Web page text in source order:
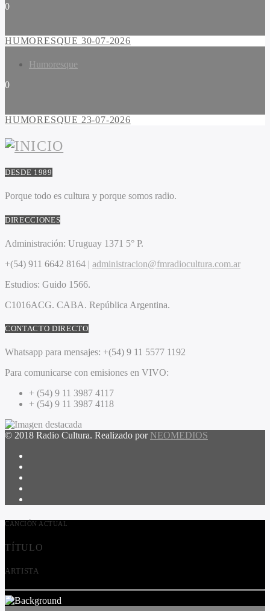
0
HUMORESQUE 30-07-2026
Humoresque
0
HUMORESQUE 23-07-2026
DESDE 1989
Porque todo es cultura y porque somos radio.
DIRECCIONES
Administración: Uruguay 1371 5° P.
+(54) 911 6642 8164 | administracion@fmradiocultura.com.ar
Estudios: Guido 1566.
C1016ACG. CABA. República Argentina.
CONTACTO DIRECTO
Whatsapp para mensajes: +(54) 9 11 5577 1192
Para comunicarse con emisiones en VIVO:
+ (54) 9 11 3987 4117
+ (54) 9 11 3987 4118
© 2018 Radio Cultura. Realizado por NEOMEDIOS
CANCIÓN ACTUAL
TÍTULO
ARTISTA